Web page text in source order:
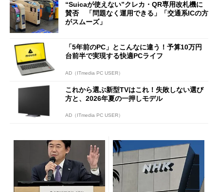
開催
“Suicaが使えない”クレカ・QR専用改札機に
賛否 「問題なく運用できる」「交通系ICの方
がスムーズ」
「5年前のPC」とこんなに違う！予算10万円
台前半で実現する快適PCライフ
AD（ITmedia PC USER）
これから選ぶ新型TVはこれ！失敗しない選び
方と、2026年夏の一押しモデル
AD（ITmedia PC USER）